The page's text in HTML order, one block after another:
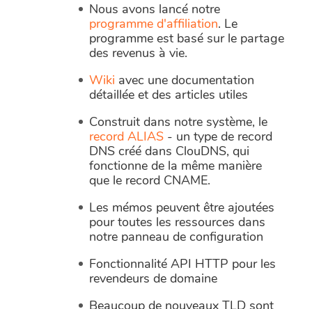
Nous avons lancé notre
programme d'affiliation. Le
programme est basé sur le partage
des revenus à vie.
Wiki avec une documentation
détaillée et des articles utiles
Construit dans notre système, le
record ALIAS - un type de record
DNS créé dans ClouDNS, qui
fonctionne de la même manière
que le record CNAME.
Les mémos peuvent être ajoutées
pour toutes les ressources dans
notre panneau de configuration
Fonctionnalité API HTTP pour les
revendeurs de domaine
Beaucoup de nouveaux TLD sont